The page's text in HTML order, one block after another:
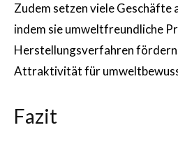
Zudem setzen viele Geschäfte
indem sie umweltfreundliche
Herstellungsverfahren
Attraktivität für
Fazit